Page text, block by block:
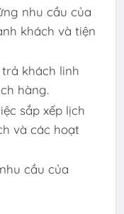
nhu cầu của
khách và tiện
khách linh
hàng.
sắp xếp lịch
và các hoạt
cầu của